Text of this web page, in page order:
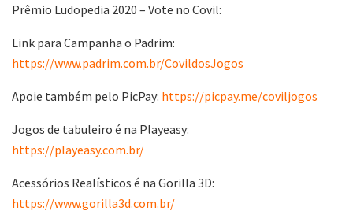
Prêmio Ludopedia 2020 – Vote no Covil:
Link para Campanha o Padrim:
https://www.padrim.com.br/CovildosJogos
Apoie também pelo PicPay: https://picpay.me/coviljogos
Jogos de tabuleiro é na Playeasy:
https://playeasy.com.br/
Acessórios Realísticos é na Gorilla 3D:
https://www.gorilla3d.com.br/